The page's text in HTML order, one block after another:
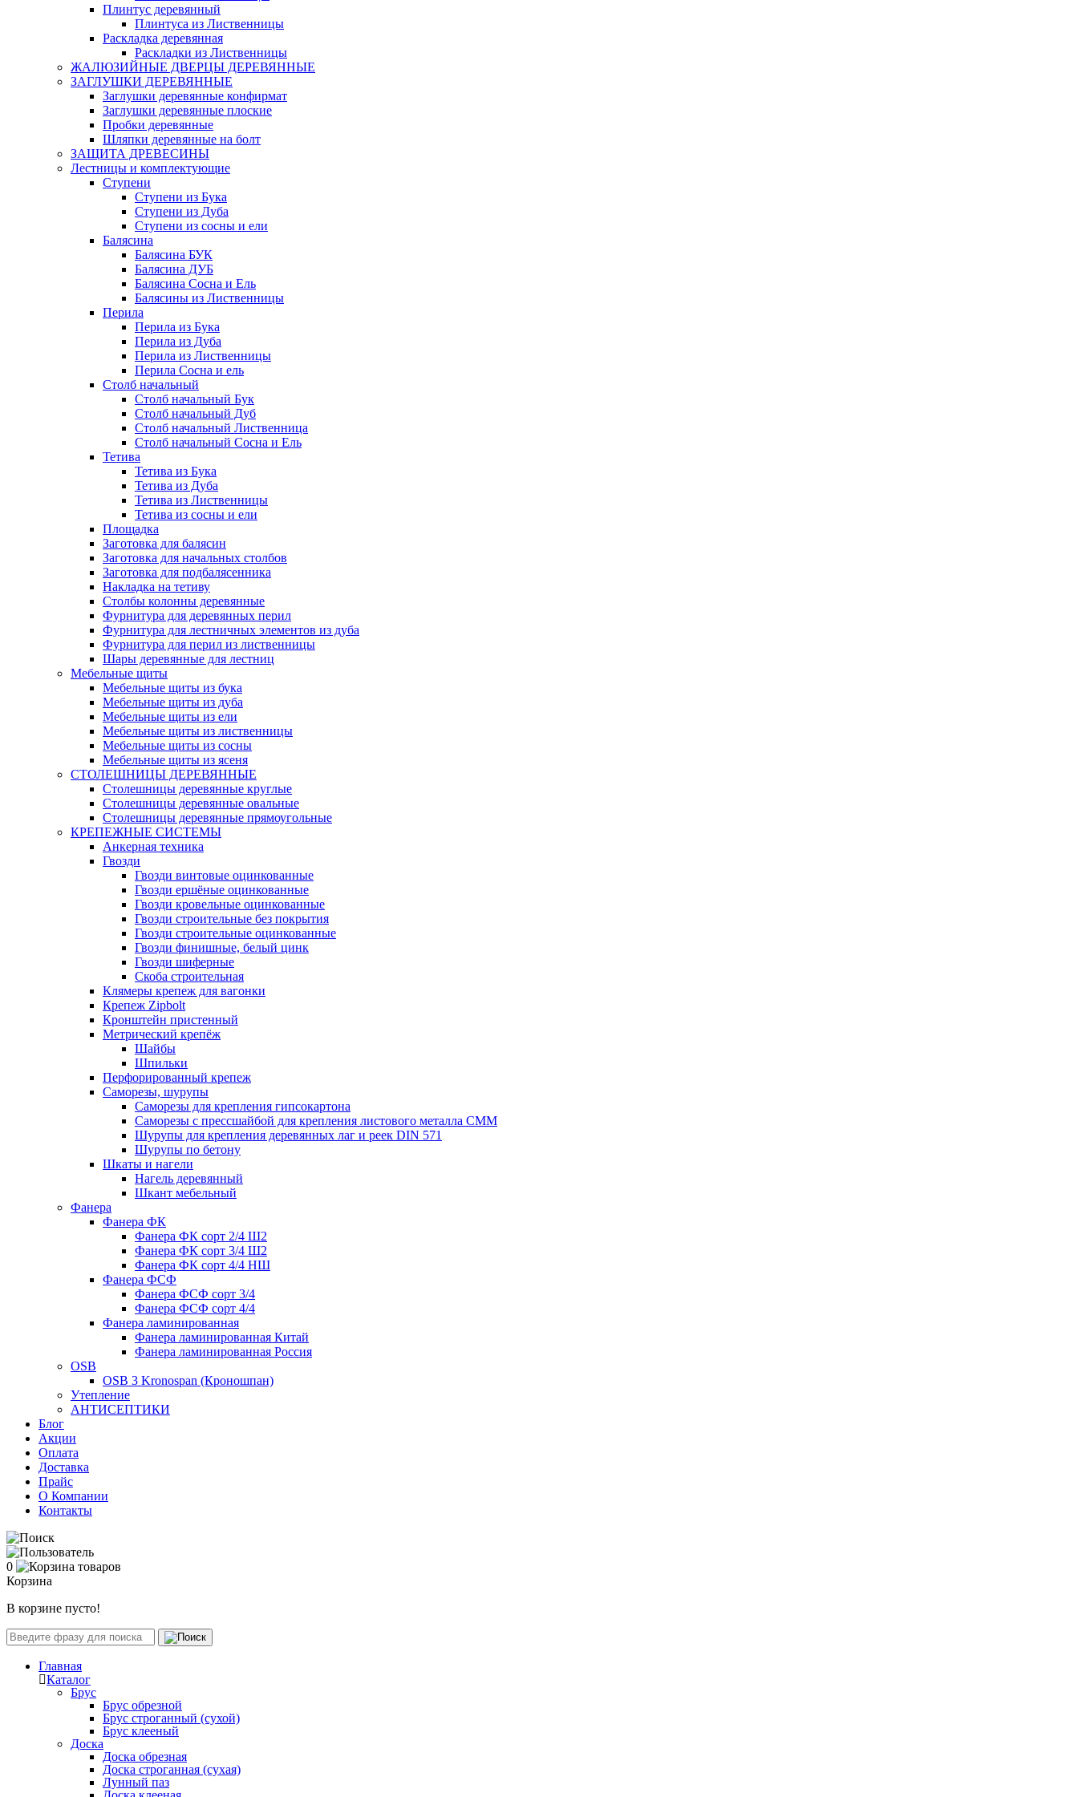
Плинтус деревянный
Плинтуса из Лиственницы
Раскладка деревянная
Раскладки из Лиственницы
ЖАЛЮЗИЙНЫЕ ДВЕРЦЫ ДЕРЕВЯННЫЕ
ЗАГЛУШКИ ДЕРЕВЯННЫЕ
Заглушки деревянные конфирмат
Заглушки деревянные плоские
Пробки деревянные
Шляпки деревянные на болт
ЗАЩИТА ДРЕВЕСИНЫ
Лестницы и комплектующие
Ступени
Ступени из Бука
Ступени из Дуба
Ступени из сосны и ели
Балясина
Балясина БУК
Балясина ДУБ
Балясина Сосна и Ель
Балясины из Лиственницы
Перила
Перила из Бука
Перила из Дуба
Перила из Лиственницы
Перила Сосна и ель
Столб начальный
Столб начальный Бук
Столб начальный Дуб
Столб начальный Лиственница
Столб начальный Сосна и Ель
Тетива
Тетива из Бука
Тетива из Дуба
Тетива из Лиственницы
Тетива из сосны и ели
Площадка
Заготовка для балясин
Заготовка для начальных столбов
Заготовка для подбалясенника
Накладка на тетиву
Столбы колонны деревянные
Фурнитура для деревянных перил
Фурнитура для лестничных элементов из дуба
Фурнитура для перил из лиственницы
Шары деревянные для лестниц
Мебельные щиты
Мебельные щиты из бука
Мебельные щиты из дуба
Мебельные щиты из ели
Мебельные щиты из лиственницы
Мебельные щиты из сосны
Мебельные щиты из ясеня
СТОЛЕШНИЦЫ ДЕРЕВЯННЫЕ
Столешницы деревянные круглые
Столешницы деревянные овальные
Столешницы деревянные прямоугольные
КРЕПЕЖНЫЕ СИСТЕМЫ
Анкерная техника
Гвозди
Гвозди винтовые оцинкованные
Гвозди ершёные оцинкованные
Гвозди кровельные оцинкованные
Гвозди строительные без покрытия
Гвозди строительные оцинкованные
Гвозди финишные, белый цинк
Гвозди шиферные
Скоба строительная
Клямеры крепеж для вагонки
Крепеж Zipbolt
Кронштейн пристенный
Метрический крепёж
Шайбы
Шпильки
Перфорированный крепеж
Саморезы, шурупы
Саморезы для крепления гипсокартона
Саморезы с прессшайбой для крепления листового металла СММ
Шурупы для крепления деревянных лаг и реек DIN 571
Шурупы по бетону
Шкаты и нагели
Нагель деревянный
Шкант мебельный
Фанера
Фанера ФК
Фанера ФК сорт 2/4 Ш2
Фанера ФК сорт 3/4 Ш2
Фанера ФК сорт 4/4 НШ
Фанера ФСФ
Фанера ФСФ сорт 3/4
Фанера ФСФ сорт 4/4
Фанера ламинированная
Фанера ламинированная Китай
Фанера ламинированная Россия
OSB
OSB 3 Kronospan (Кроношпан)
Утепление
АНТИСЕПТИКИ
Блог
Акции
Оплата
Доставка
Прайс
О Компании
Контакты
0
Корзина
В корзине пусто!
Главная
Каталог
Брус
Брус обрезной
Брус строганный (сухой)
Брус клееный
Доска
Доска обрезная
Доска строганная (сухая)
Лунный паз